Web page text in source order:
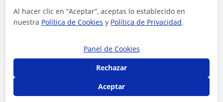
Profesor verificado
Francisco tiene el Perfil Verificado
Francisco es voluntario en TusClases Solidarias
Al hacer clic en “Aceptar”, aceptas lo establecido en
nuestra Política de Cookies y Política de Privacidad.
Panel de Cookies
Rechazar
Aceptar